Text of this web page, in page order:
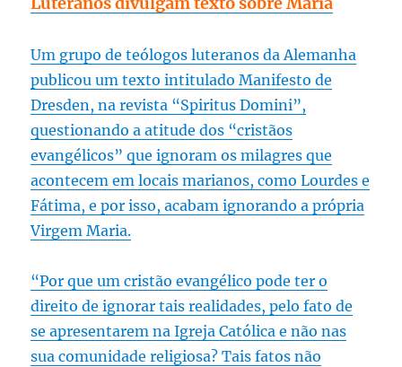
Um grupo de teólogos luteranos da Alemanha
publicou um texto intitulado Manifesto de
Dresden, na revista “Spiritus Domini”,
questionando a atitude dos “cristãos
evangélicos” que ignoram os milagres que
acontecem em locais marianos, como Lourdes e
Fátima, e por isso, acabam ignorando a própria
Virgem Maria.
“Por que um cristão evangélico pode ter o
direito de ignorar tais realidades, pelo fato de
se apresentarem na Igreja Católica e não nas
sua comunidade religiosa? Tais fatos não